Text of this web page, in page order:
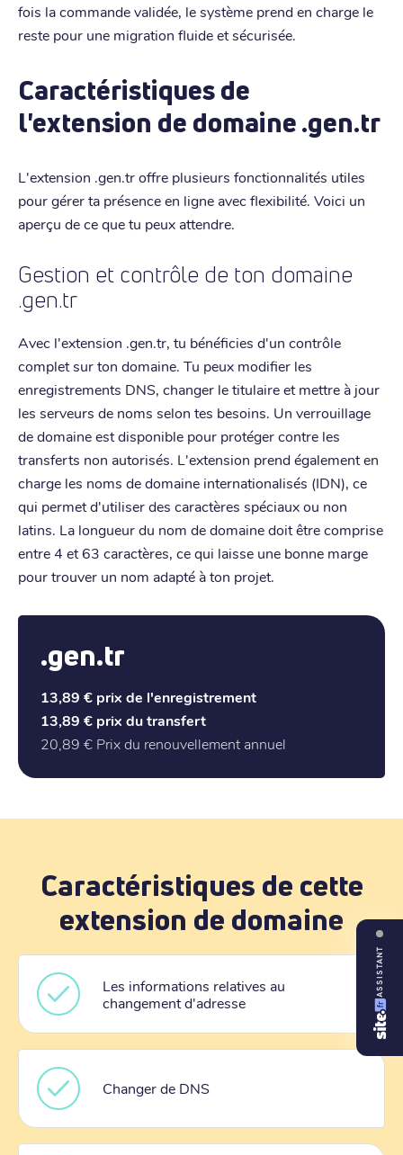
fois la commande validée, le système prend en charge le
reste pour une migration fluide et sécurisée.
Caractéristiques de
l'extension de domaine .gen.tr
L'extension .gen.tr offre plusieurs fonctionnalités utiles
pour gérer ta présence en ligne avec flexibilité. Voici un
aperçu de ce que tu peux attendre.
Gestion et contrôle de ton domaine
.gen.tr
Avec l'extension .gen.tr, tu bénéficies d'un contrôle
complet sur ton domaine. Tu peux modifier les
enregistrements DNS, changer le titulaire et mettre à jour
les serveurs de noms selon tes besoins. Un verrouillage
de domaine est disponible pour protéger contre les
transferts non autorisés. L'extension prend également en
charge les noms de domaine internationalisés (IDN), ce
qui permet d'utiliser des caractères spéciaux ou non
latins. La longueur du nom de domaine doit être comprise
entre 4 et 63 caractères, ce qui laisse une bonne marge
pour trouver un nom adapté à ton projet.
.gen.tr
13,89 € prix de l'enregistrement
13,89 € prix du transfert
20,89 € Prix du renouvellement annuel
Caractéristiques de cette
extension de domaine
Les informations relatives au
changement d'adresse
Changer de DNS
ASSISTANT